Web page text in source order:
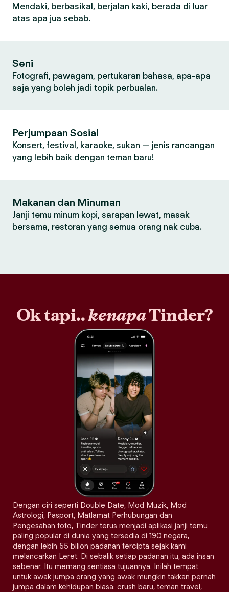
Mendaki, berbasikal, berjalan kaki, berada di luar
atas apa jua sebab.
Seni
Fotografi, pawagam, pertukaran bahasa, apa-apa
saja yang boleh jadi topik perbualan.
Perjumpaan Sosial
Konsert, festival, karaoke, sukan — jenis rancangan
yang lebih baik dengan teman baru!
Makanan dan Minuman
Janji temu minum kopi, sarapan lewat, masak
bersama, restoran yang semua orang nak cuba.
Ok tapi..kenapaTinder?
Dengan ciri seperti Double Date, Mod Muzik, Mod
Astrologi, Pasport, Matlamat Perhubungan dan
Pengesahan foto, Tinder terus menjadi aplikasi janji temu
paling popular di dunia yang tersedia di 190 negara,
dengan lebih 55 bilion padanan tercipta sejak kami
melancarkan Leret. Di sebalik setiap padanan itu, ada insan
sebenar. Itu memang sentiasa tujuannya. Inilah tempat
untuk awak jumpa orang yang awak mungkin takkan pernah
jumpa dalam kehidupan biasa: crush baru, teman travel,